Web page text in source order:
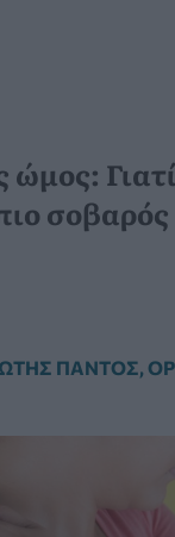
Γιατί
ΠΆΝΤΟΣ,